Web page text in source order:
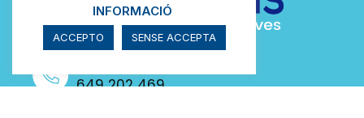
649 202 469
INFORMACIÓ
ACCEPTO SENSE ACCEPTA